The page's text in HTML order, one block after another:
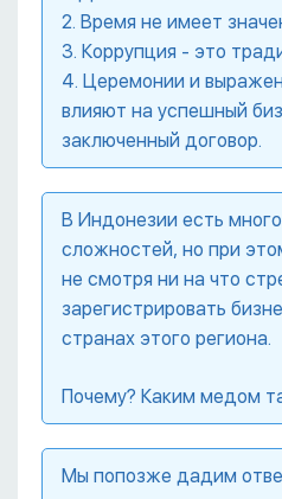
2. Время не имеет
3. Коррупция - это
4. Церемонии и
влияют на успешный
заключенный договор.
В Индонезии есть
сложностей, но при
не смотря ни на что
зарегистрировать
странах этого региона.
Почему? Каким медом
Мы попозже дадим